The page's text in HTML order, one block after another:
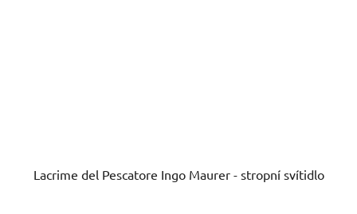
Lacrime del Pescatore Ingo Maurer - stropní svítidlo